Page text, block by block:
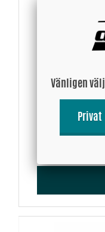
Vänligen
Privat